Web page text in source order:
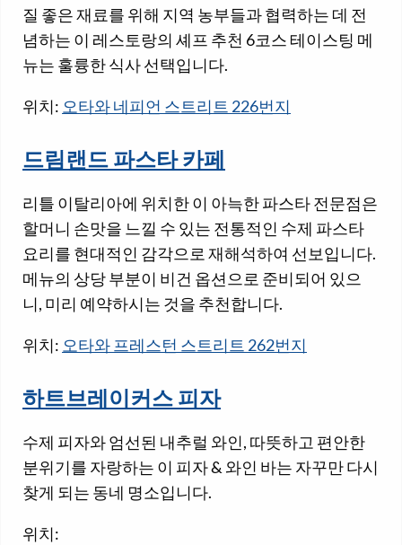
질 좋은 재료를 위해 지역 농부들과 협력하는 데 전
념하는 이 레스토랑의 셰프 추천 6코스 테이스팅 메
뉴는 훌륭한 식사 선택입니다.
위치: 오타와 네피언 스트리트 226번지
드림랜드 파스타 카페
리틀 이탈리아에 위치한 이 아늑한 파스타 전문점은
할머니 손맛을 느낄 수 있는 전통적인 수제 파스타
요리를 현대적인 감각으로 재해석하여 선보입니다.
메뉴의 상당 부분이 비건 옵션으로 준비되어 있으
니, 미리 예약하시는 것을 추천합니다.
위치: 오타와 프레스턴 스트리트 262번지
하트브레이커스 피자
수제 피자와 엄선된 내추럴 와인, 따뜻하고 편안한
분위기를 자랑하는 이 피자 & 와인 바는 자꾸만 다시
찾게 되는 동네 명소입니다.
위치: